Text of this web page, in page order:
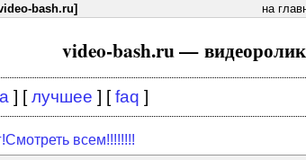
bash.ru] на
video-bash.ru —
] [лучшее ] [faq ]
всем!!!!!!!!